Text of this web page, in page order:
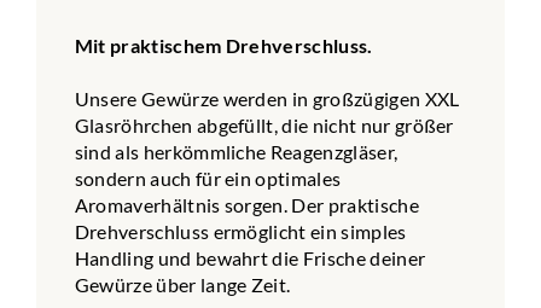
Mit praktischem Drehverschluss.
Unsere Gewürze werden in großzügigen XXL
Glasröhrchen abgefüllt, die nicht nur größer
sind als herkömmliche Reagenzgläser,
sondern auch für ein optimales
Aromaverhältnis sorgen. Der praktische
Drehverschluss ermöglicht ein simples
Handling und bewahrt die Frische deiner
Gewürze über lange Zeit.